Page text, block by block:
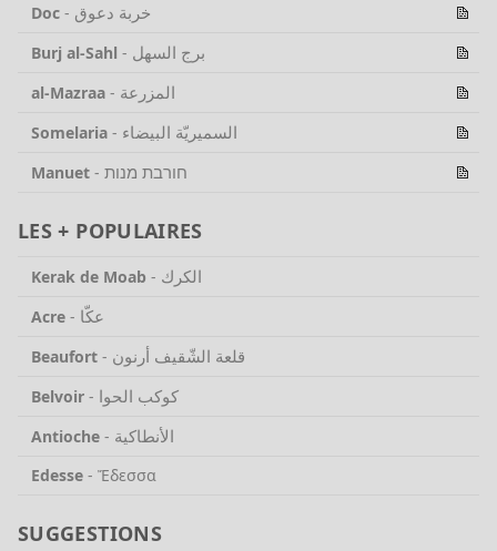
Doc - خربة دعوق
Burj al-Sahl - برج السهل
al-Mazraa - المزرعة
Somelaria - السميريّة البيضاء
Manuet - חורבת מנות
LES + POPULAIRES
Kerak de Moab - الكرك
Acre - عكّا
Beaufort - قلعة الشّقيف أرنون
Belvoir - كوكب الحوا
Antioche - الأنطاكية
Edesse - Ἔδεσσα
SUGGESTIONS